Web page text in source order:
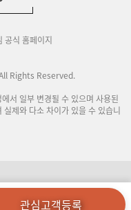
공식 홈페이지
Rights Reserved.
서 일부 변경될 수 있으며 사용된
제와 다소 차이가 있을 수 있습니
리방침
관심고객등록